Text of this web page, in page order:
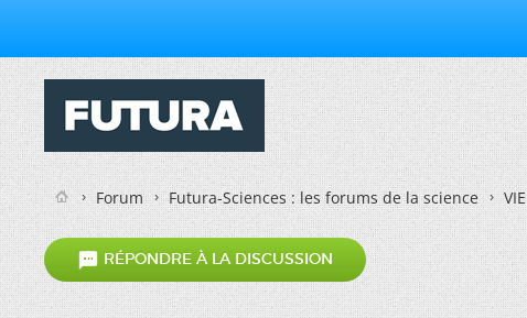
Forum Futura-Sciences : les forums de la science VIE
 RÉPONDRE À LA DISCUSSION